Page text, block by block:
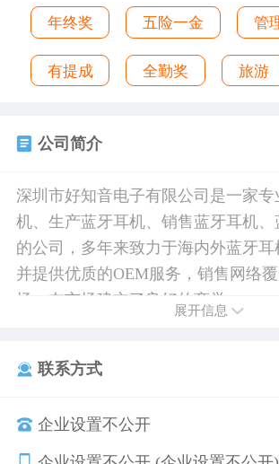
年终奖 五险一金 管
有提成 全勤奖 旅游
公司简介
深圳市好知音电子有限公司是一家
机、生产蓝牙耳机、销售蓝牙耳机、
的公司，多年来致力于海内外蓝牙耳
并提供优质的OEM服务，销售网络
场，在市场建立了良好的商誉
展开信息
联系方式
企业设置不公开